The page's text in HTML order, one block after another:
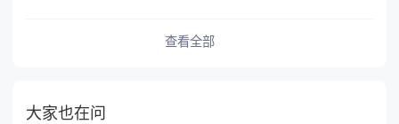
查看全部
大家也在问